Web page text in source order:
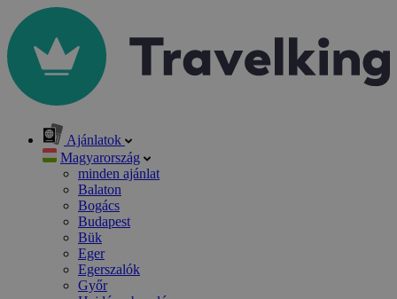
Ajánlatok
Magyarország
minden ajánlat
Balaton
Bogács
Budapest
Bük
Eger
Egerszalók
Győr